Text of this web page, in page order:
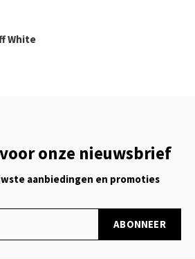
White
onze nieuwsbrief
aanbiedingen en promoties
ABONNEER